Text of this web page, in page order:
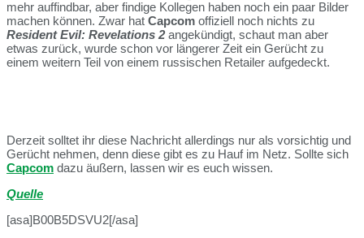
mehr auffindbar, aber findige Kollegen haben noch ein paar Bilder
machen können. Zwar hat Capcom offiziell noch nichts zu
Resident Evil: Revelations 2angekündigt, schaut man aber
etwas zurück, wurde schon vor längerer Zeit ein Gerücht zu
einem weitern Teil von einem russischen Retailer aufgedeckt.
Derzeit solltet ihr diese Nachricht allerdings nur als vorsichtig und
Gerücht nehmen, denn diese gibt es zu Hauf im Netz. Sollte sich
Capcom dazu äußern, lassen wir es euch wissen.
Quelle
[asa]B00B5DSVU2[/asa]